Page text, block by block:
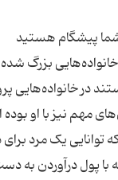
بزرگ
در خانواده‌هایی
یک مرد
با پول درآوردن به